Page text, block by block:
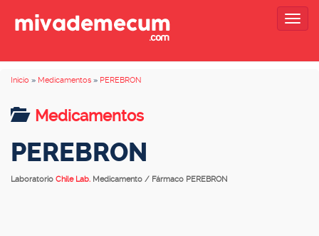
Inicio » Medicamentos » PEREBRON
Medicamentos
PEREBRON
Laboratorio Chile Lab. Medicamento / Fármaco PEREBRON